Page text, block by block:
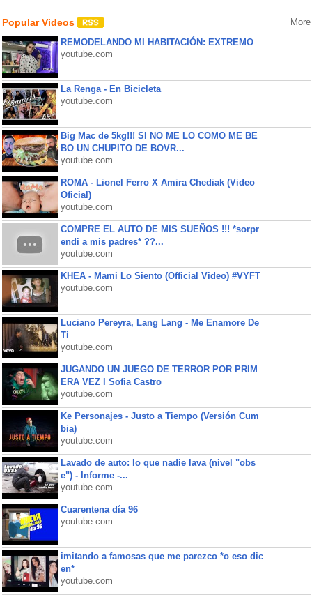
Popular Videos More
REMODELANDO MI HABITACIÓN: EXTREMO
youtube.com
La Renga - En Bicicleta
youtube.com
Big Mac de 5kg!!! SI NO ME LO COMO ME BE
BO UN CHUPITO DE BOVR...
youtube.com
ROMA - Lionel Ferro X Amira Chediak (Video
Oficial)
youtube.com
COMPRE EL AUTO DE MIS SUEÑOS !!! *sorpr
endi a mis padres* ??...
youtube.com
KHEA - Mami Lo Siento (Official Video) #VYFT
youtube.com
Luciano Pereyra, Lang Lang - Me Enamore De
Ti
youtube.com
JUGANDO UN JUEGO DE TERROR POR PRIM
ERA VEZ l Sofia Castro
youtube.com
Ke Personajes - Justo a Tiempo (Versión Cum
bia)
youtube.com
Lavado de auto: lo que nadie lava (nivel "obs
e") - Informe -...
youtube.com
Cuarentena día 96
youtube.com
imitando a famosas que me parezco *o eso dic
en*
youtube.com